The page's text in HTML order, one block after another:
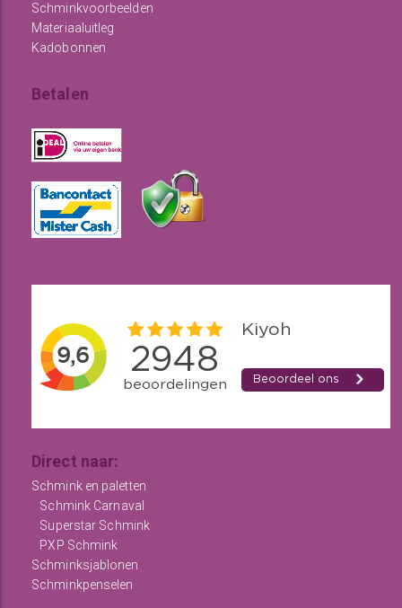
Schminkvoorbeelden
Materiaaluitleg
Kadobonnen
Betalen
Direct naar:
Schmink en paletten
Schmink Carnaval
Superstar Schmink
PXP Schmink
Schminksjablonen
Schminkpenselen